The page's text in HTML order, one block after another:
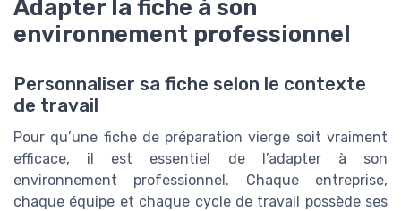
Adapter la fiche à son
environnement professionnel
Personnaliser sa fiche selon le contexte
de travail
Pour qu’une fiche de préparation vierge soit vraiment
efficace, il est essentiel de l’adapter à son
environnement professionnel. Chaque entreprise,
chaque équipe et chaque cycle de travail possède ses